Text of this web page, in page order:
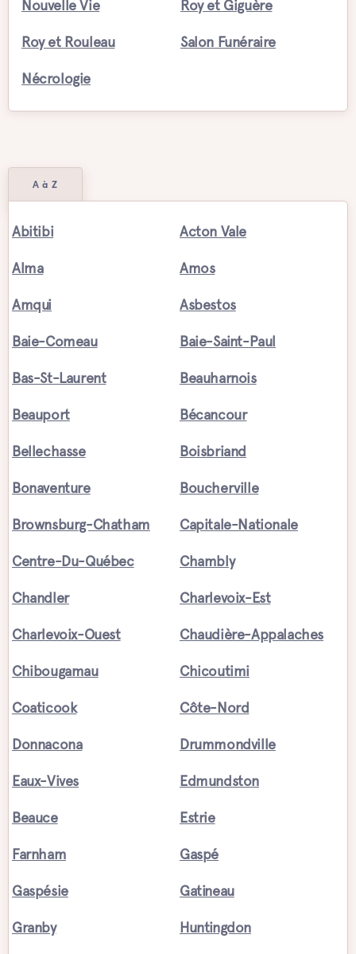
Nouvelle Vie Roy et Giguère
Roy et Rouleau Salon Funéraire
Nécrologie
A à Z
Abitibi Acton Vale
Alma Amos
Amqui Asbestos
Baie-Comeau Baie-Saint-Paul
Bas-St-Laurent Beauharnois
Beauport Bécancour
Bellechasse Boisbriand
Bonaventure Boucherville
Brownsburg-Chatham Capitale-Nationale
Centre-Du-Québec Chambly
Chandler Charlevoix-Est
Charlevoix-Ouest Chaudière-Appalaches
Chibougamau Chicoutimi
Coaticook Côte-Nord
Donnacona Drummondville
Eaux-Vives Edmundston
Beauce Estrie
Farnham Gaspé
Gaspésie Gatineau
Granby Huntingdon